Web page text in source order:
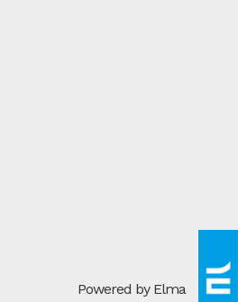
Powered by Elma